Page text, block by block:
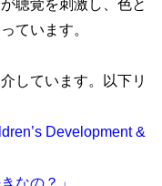
聴覚を刺激し、色と
ています。
しています。以下リ
Development &